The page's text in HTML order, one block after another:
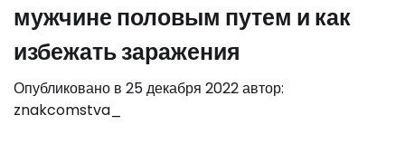
мужчине половым путем и как
избежать заражения
Опубликовано в 25 декабря 2022автор:
znakcomstva_